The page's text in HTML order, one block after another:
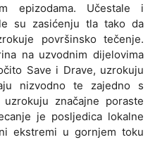
epizodama. Učestale i
su zasićenju tla tako da
površinsko tečenje.
na uzvodnim dijelovima
Save i Drave, uzrokuju
nizvodno te zajedno s
značajne poraste
je posljedica lokalne
ekstremi u gornjem toku